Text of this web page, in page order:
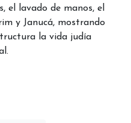
el lavado de manos, el
y Janucá, mostrando
la vida judía